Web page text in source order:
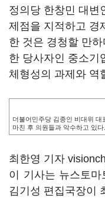
정의당 한창민 대변
제점을 지적하고 경
한 것은 경청할 만하
한 당사자인 중소기
체형성의 과제와 역
더불어민주당 김종인 비대위
마친 후 의원들과 악수하고 있
최한영 기자
이 기사는 뉴스토
김기성 편집국장이